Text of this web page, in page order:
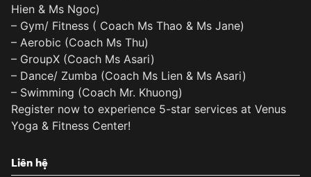
Hien & Ms Ngoc)
– Gym/ Fitness ( Coach Ms Thao & Ms Jane)
– Aerobic (Coach Ms Thu)
– GroupX (Coach Ms Asari)
– Dance/ Zumba (Coach Ms Lien & Ms Asari)
– Swimming (Coach Mr. Khuong)
Register now to experience 5-star services at Venus
Yoga & Fitness Center!
Liên hệ